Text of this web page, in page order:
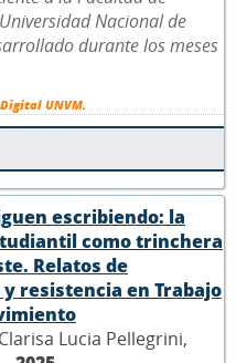
Nacional de
durante los meses
UNVM.
escribiendo: la
como trinchera
Relatos de
resistencia en Trabajo
Lucia Pellegrini,